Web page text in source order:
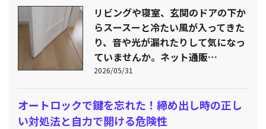
リビングや寝室、玄関のドアの下か
らスースーと冷たい風が入ってきた
り、音や光が漏れたりして気になっ
ていませんか。ネット通販…
2026/05/31
オートロックで鍵を忘れた！締め出し時の正し
い対処法と自力で開ける危険性